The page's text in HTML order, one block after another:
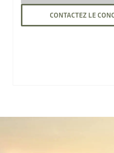
CONTACTEZ LE